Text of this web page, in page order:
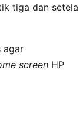
tiga dan setela
agar
screenHP